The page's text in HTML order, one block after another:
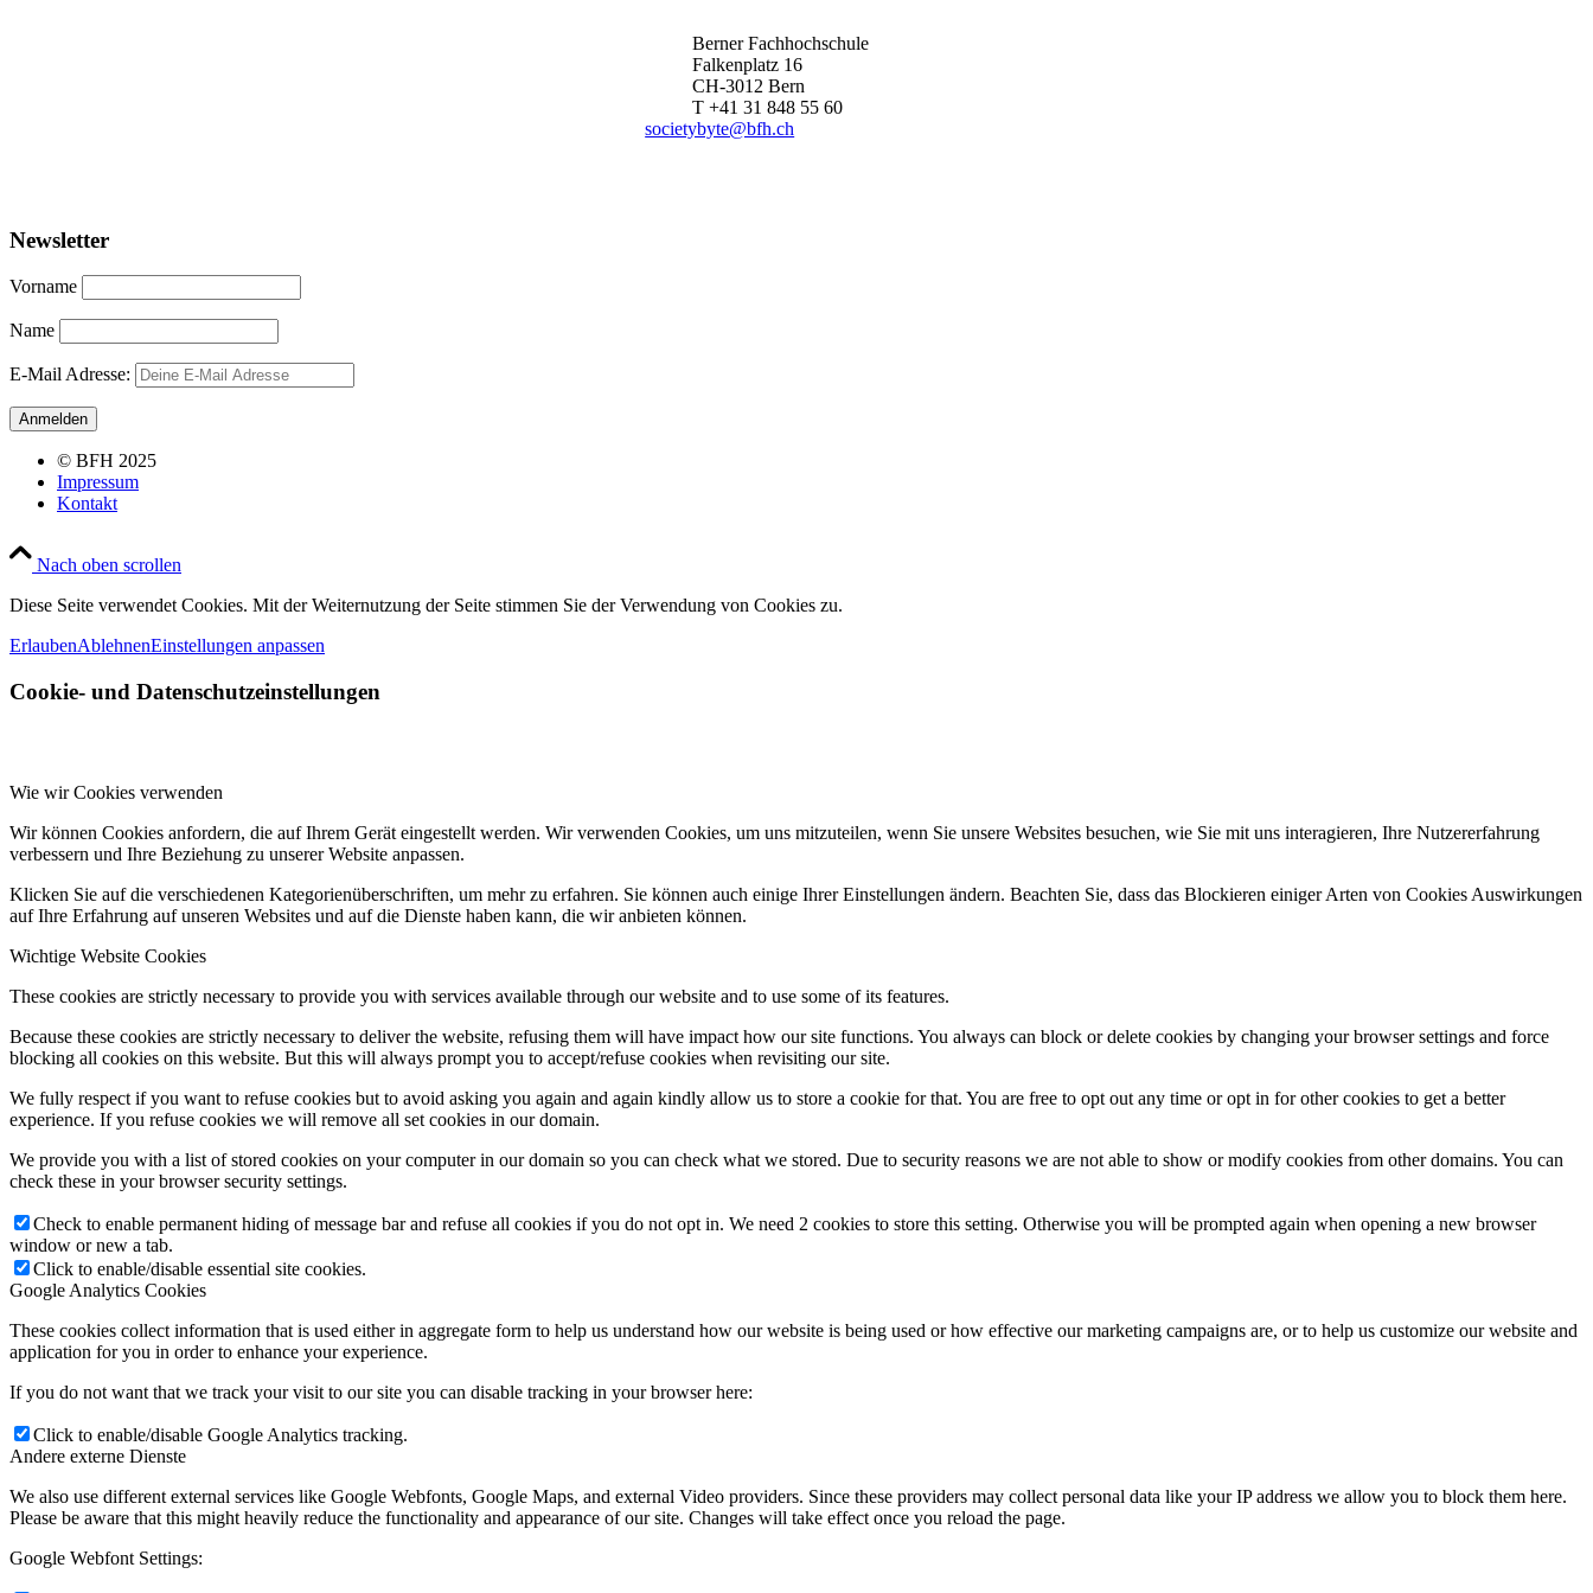
Berner Fachhochschule
Falkenplatz 16
CH-3012 Bern
T +41 31 848 55 60
societybyte@bfh.ch
Newsletter
Vorname
Name
E-Mail Adresse:
© BFH 2025
Impressum
Kontakt
Nach oben scrollen
Diese Seite verwendet Cookies. Mit der Weiternutzung der Seite stimmen Sie der Verwendung von Cookies zu.
ErlaubenAblehnenEinstellungen anpassen
Cookie- und Datenschutzeinstellungen
Wie wir Cookies verwenden
Wir können Cookies anfordern, die auf Ihrem Gerät eingestellt werden. Wir verwenden Cookies, um uns mitzuteilen, wenn Sie unsere Websites besuchen, wie Sie mit uns interagieren, Ihre Nutzererfahrung
verbessern und Ihre Beziehung zu unserer Website anpassen.
Klicken Sie auf die verschiedenen Kategorienüberschriften, um mehr zu erfahren. Sie können auch einige Ihrer Einstellungen ändern. Beachten Sie, dass das Blockieren einiger Arten von Cookies Auswirkungen
auf Ihre Erfahrung auf unseren Websites und auf die Dienste haben kann, die wir anbieten können.
Wichtige Website Cookies
These cookies are strictly necessary to provide you with services available through our website and to use some of its features.
Because these cookies are strictly necessary to deliver the website, refusing them will have impact how our site functions. You always can block or delete cookies by changing your browser settings and force
blocking all cookies on this website. But this will always prompt you to accept/refuse cookies when revisiting our site.
We fully respect if you want to refuse cookies but to avoid asking you again and again kindly allow us to store a cookie for that. You are free to opt out any time or opt in for other cookies to get a better
experience. If you refuse cookies we will remove all set cookies in our domain.
We provide you with a list of stored cookies on your computer in our domain so you can check what we stored. Due to security reasons we are not able to show or modify cookies from other domains. You can
check these in your browser security settings.
Check to enable permanent hiding of message bar and refuse all cookies if you do not opt in. We need 2 cookies to store this setting. Otherwise you will be prompted again when opening a new browser
window or new a tab.
Click to enable/disable essential site cookies.
Google Analytics Cookies
These cookies collect information that is used either in aggregate form to help us understand how our website is being used or how effective our marketing campaigns are, or to help us customize our website and
application for you in order to enhance your experience.
If you do not want that we track your visit to our site you can disable tracking in your browser here:
Click to enable/disable Google Analytics tracking.
Andere externe Dienste
We also use different external services like Google Webfonts, Google Maps, and external Video providers. Since these providers may collect personal data like your IP address we allow you to block them here.
Please be aware that this might heavily reduce the functionality and appearance of our site. Changes will take effect once you reload the page.
Google Webfont Settings: